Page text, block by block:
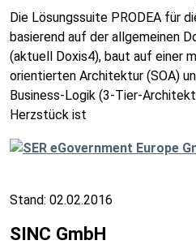
Die Lösungssuite PRODEA für
basierend auf der allgemeinen
(aktuell Doxis4), baut auf einer
orientierten Architektur (SOA)
Business-Logik (3-Tier-
Herzstück ist
Stand: 02.02.2016
SINC GmbH